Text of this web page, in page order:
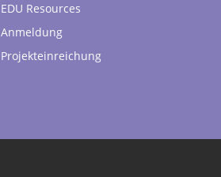
EDU Resources
Anmeldung
Projekteinreichung